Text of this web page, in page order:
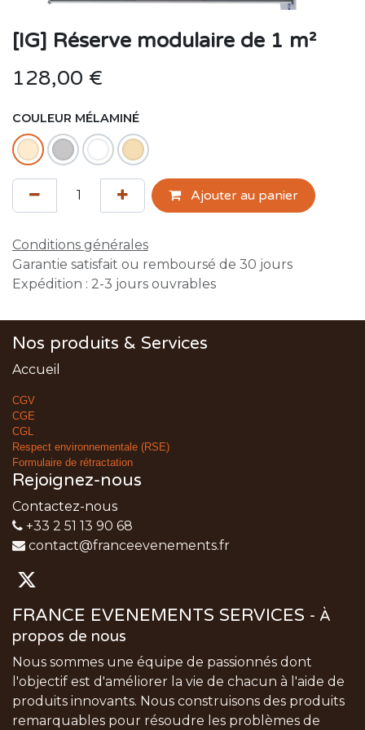
[IG] Réserve modulaire de 1 m²
128,00 €
COULEUR MÉLAMINÉ
Ajouter au panier
Conditions générales
Garantie satisfait ou remboursé de 30 jours
Expédition : 2-3 jours ouvrables
Nos produits & Services
Accueil
CGV
CGE
CGL
Respect environnementale (RSE)
Formulaire de rétractation
Rejoignez-nous
Contactez-nous
+33 2 51 13 90 68
contact@franceevenements.fr
FRANCE EVENEMENTS SERVICES - À
propos de nous
Nous sommes une équipe de passionnés dont
l'objectif est d'améliorer la vie de chacun à l'aide de
produits innovants. Nous construisons des produits
remarquables pour résoudre les problèmes de